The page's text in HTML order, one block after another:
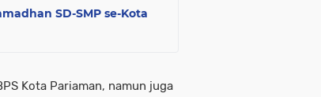
SD-SMP se-Kota
Kota Pariaman, namun juga